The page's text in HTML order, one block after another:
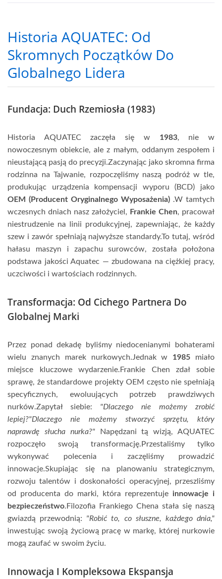
Historia AQUATEC: Od
Skromnych Początków Do
Globalnego Lidera
Fundacja: Duch Rzemiosła (1983)
Historia AQUATEC zaczęła się w 1983, nie w
nowoczesnym obiekcie, ale z małym, oddanym zespołem i
nieustającą pasją do precyzji.Zaczynając jako skromna firma
rodzinna na Tajwanie, rozpoczęliśmy naszą podróż w tle,
produkując urządzenia kompensacji wyporu (BCD) jako
OEM (Producent Oryginalnego Wyposażenia) .W tamtych
wczesnych dniach nasz założyciel, Frankie Chen, pracował
niestrudzenie na linii produkcyjnej, zapewniając, że każdy
szew i zawór spełniają najwyższe standardy.To tutaj, wśród
hałasu maszyn i zapachu surowców, została położona
podstawa jakości Aquatec — zbudowana na ciężkiej pracy,
uczciwości i wartościach rodzinnych.
Transformacja: Od Cichego Partnera Do
Globalnej Marki
Przez ponad dekadę byliśmy niedocenianymi bohaterami
wielu znanych marek nurkowych.Jednak w 1985 miało
miejsce kluczowe wydarzenie.Frankie Chen zdał sobie
sprawę, że standardowe projekty OEM często nie spełniają
specyficznych, ewoluujących potrzeb prawdziwych
nurków.Zapytał siebie: "Dlaczego nie możemy zrobić
lepiej?"Dlaczego nie możemy stworzyć sprzętu, który
naprawdę słucha nurka?"
Napędzani tą wizją, AQUATEC
rozpoczęło swoją transformację.Przestaliśmy tylko
wykonywać polecenia i zaczęliśmy prowadzić
innowacje.Skupiając się na planowaniu strategicznym,
rozwoju talentów i doskonałości operacyjnej, przeszliśmy
od producenta do marki, która reprezentuje innowacje i
bezpieczeństwo.Filozofia Frankiego Chena stała się naszą
gwiazdą przewodnią: "Robić to, co słuszne, każdego dnia,"
inwestując swoją życiową pracę w markę, której nurkowie
mogą zaufać w swoim życiu.
Innowacja I Kompleksowa Ekspansja